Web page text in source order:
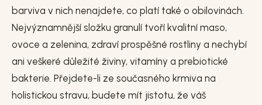
barviva v nich nenajdete, co platí také o obilovinách.
Nejvýznamnější složku granulí tvoří kvalitní maso,
ovoce a zelenina, zdraví prospěšné rostliny a nechybí
ani veškeré důležité živiny, vitamíny a prebiotické
bakterie. Přejdete-li ze současného krmiva na
holistickou stravu, budete mít jistotu, že váš